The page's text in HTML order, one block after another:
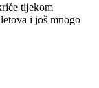
tijekom
i još mnogo